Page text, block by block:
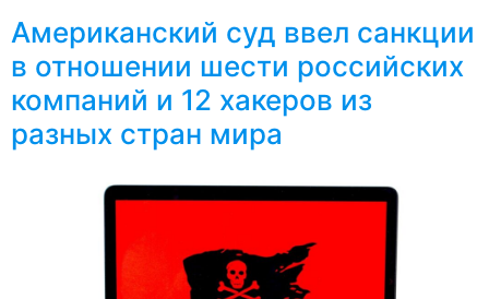
Американский суд ввел санкции
в отношении шести российских
компаний и 12 хакеров из
разных стран мира